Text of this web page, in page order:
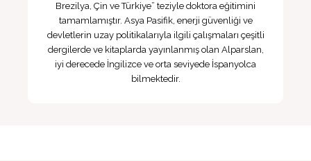
Brezilya, Çin ve Türkiye” teziyle doktora eğitimini
tamamlamıştır. Asya Pasifik, enerji güvenliği ve
devletlerin uzay politikalarıyla ilgili çalışmaları çeşitli
dergilerde ve kitaplarda yayınlanmış olan Alparslan,
iyi derecede İngilizce ve orta seviyede İspanyolca
bilmektedir.